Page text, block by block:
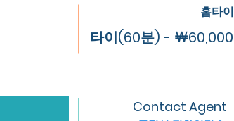
홈타이
타이(60분) - ￦60,000
Contact Agent